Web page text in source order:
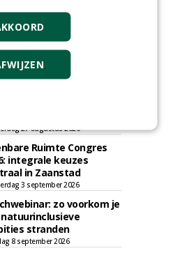
over
en Heem in
12 augustus 2026
planten
27 augustus 2026
Ruimte Congres
integrale keuzes
in Zaanstad
3 september 2026
zo voorkom je
stranden
8 september 2026